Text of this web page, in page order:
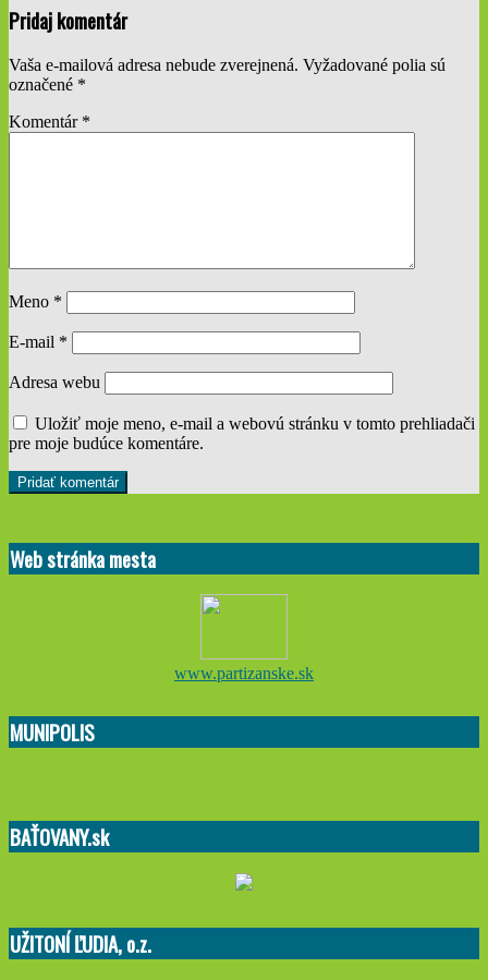
2019-
11-
Pridaj komentár
Vaša e-mailová adresa nebude zverejnená. Vyžadované polia sú
označené *
Komentár *
Meno *
E-mail *
Adresa webu
Uložiť moje meno, e-mail a webovú stránku v tomto prehliadači
pre moje budúce komentáre.
Web stránka mesta
www.partizanske.sk
MUNIPOLIS
BAŤOVANY.sk
UŽITONÍ ĽUDIA, o.z.